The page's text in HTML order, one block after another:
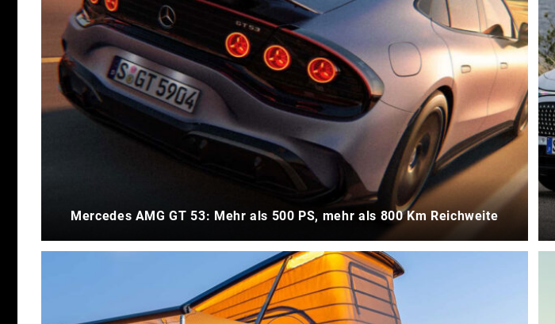
Mercedes AMG GT 53: Mehr als 500 PS, mehr als 800 Km Reichweite